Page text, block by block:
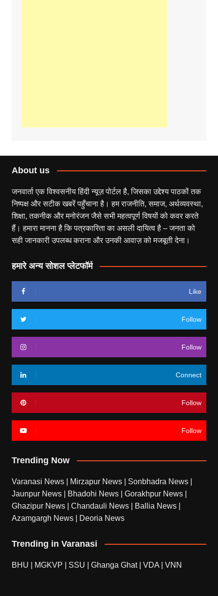
About us
जनवार्ता एक विश्वसनीय हिंदी न्यूज़ पोर्टल है, जिसका उद्देश्य पाठकों तक
निष्पक्ष और सटीक खबरें पहुँचाना है। हम राजनीति, समाज, अर्थव्यवस्था,
शिक्षा, तकनीक और मनोरंजन जैसे सभी महत्वपूर्ण विषयों को कवर करते
हैं। हमारा मानना है कि पत्रकारिता का असली दायित्व है – जनता को
सही जानकारी उपलब्ध कराना और उनकी आवाज़ को मजबूती देना।
हमारे अन्य सोशल प्लेटफॉर्म
Like
Follow
Follow
Connect
Follow
Follow
Trending Now
Varanasi News Mirzapur News Sonbhadra News
Jaunpur News
Bhadohi News Gorakhpur News
Ghazipur News
Chandauli News Ballia News
Azamgargh News
Deoria News
Trending in Varanasi
BHU MGKVP SSU Ghanga Ghat| VDA VNN